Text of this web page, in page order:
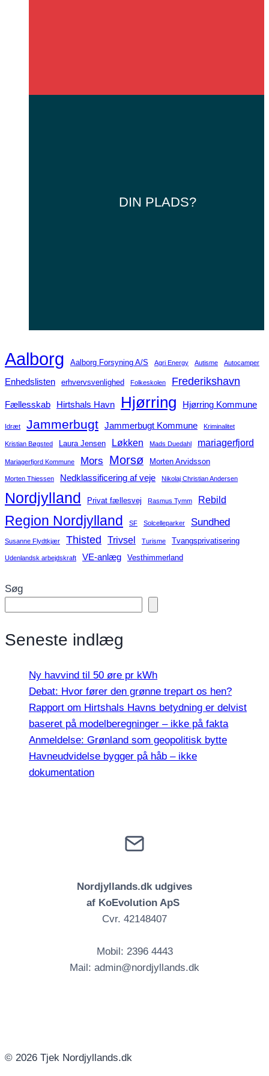
DIN PLADS?
Aalborg Aalborg Forsyning A/S Agri Energy Autisme Autocamper
Enhedslisten erhvervsvenlighed Folkeskolen Frederikshavn
Fællesskab Hirtshals Havn Hjørring Hjørring Kommune
Idræt Jammerbugt Jammerbugt Kommune Kriminalitet
Kristian Bøgsted Laura Jensen Løkken Mads Duedahl mariagerfjord
Mariagerfjord Kommune Mors Morsø Morten Arvidsson
Morten Thiessen Nedklassificering af veje Nikolaj Christian Andersen
Nordjylland Privat fællesvej Rasmus Tymm Rebild
Region Nordjylland SF Solcelleparker Sundhed
Susanne Flydtkjær Thisted Trivsel Turisme Tvangsprivatisering
Udenlandsk arbejdskraft VE-anlæg Vesthimmerland
Søg
Seneste indlæg
Ny havvind til 50 øre pr kWh
Debat: Hvor fører den grønne trepart os hen?
Rapport om Hirtshals Havns betydning er delvist
baseret på modelberegninger – ikke på fakta
Anmeldelse: Grønland som geopolitisk bytte
Havneudvidelse bygger på håb – ikke
dokumentation
Nordjyllands.dk udgives
af KoEvolution ApS
Cvr. 42148407
Mobil: 2396 4443
Mail: admin@nordjyllands.dk
© 2026 Tjek Nordjyllands.dk